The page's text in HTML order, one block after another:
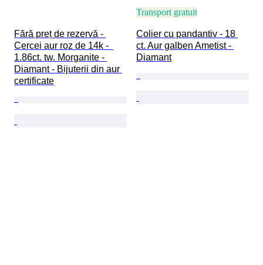
Fără preț de rezervă -
Cercei aur roz de 14k -
1.86ct. tw. Morganite -
Diamant - Bijuterii din aur
certificate
Transport gratuit
Colier cu pandantiv - 18
ct. Aur galben Ametist -
Diamant